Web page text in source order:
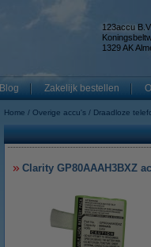
123accu B.V.
1329 AK
Blog Zakelijk bestellen
Home Overige accu's Draadloze
Clarity GP80AAAH3BXZ